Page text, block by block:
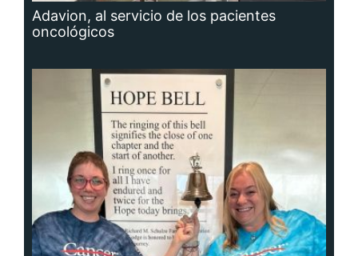
Adavion, al servicio de los pacientes
oncológicos